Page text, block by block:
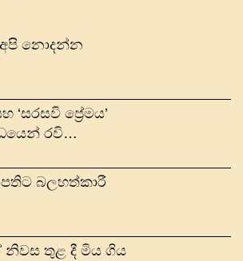
අපි නොදන්න
‘සරසවි ප්‍රේමය’
රවි
බලහත්කාරී
නිවස තුළ දී මිය ගිය